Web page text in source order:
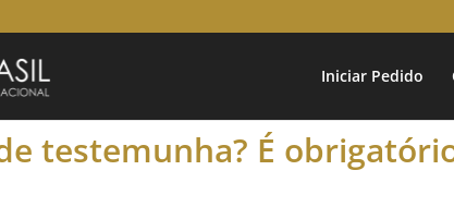
Iniciar Pedido
testemunha? É